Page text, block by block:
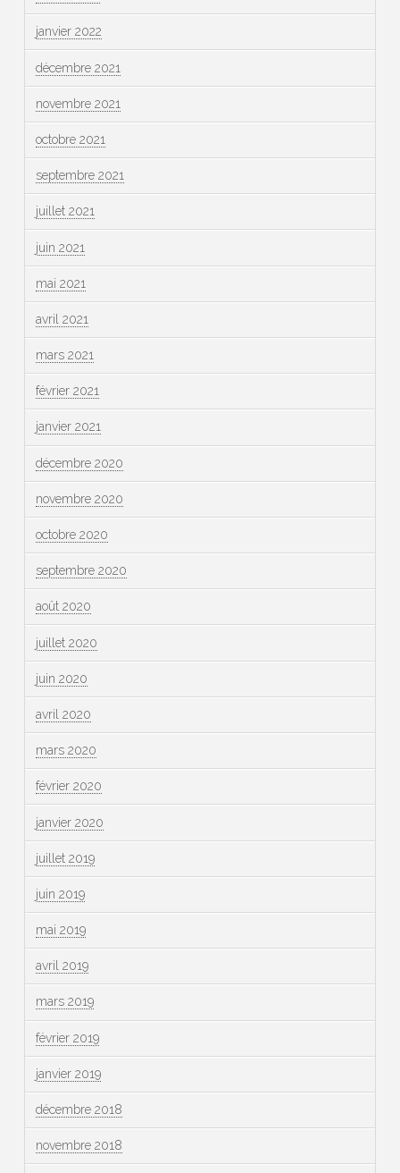
janvier 2022
décembre 2021
novembre 2021
octobre 2021
septembre 2021
juillet 2021
juin 2021
mai 2021
avril 2021
mars 2021
février 2021
janvier 2021
décembre 2020
novembre 2020
octobre 2020
septembre 2020
août 2020
juillet 2020
juin 2020
avril 2020
mars 2020
février 2020
janvier 2020
juillet 2019
juin 2019
mai 2019
avril 2019
mars 2019
février 2019
janvier 2019
décembre 2018
novembre 2018